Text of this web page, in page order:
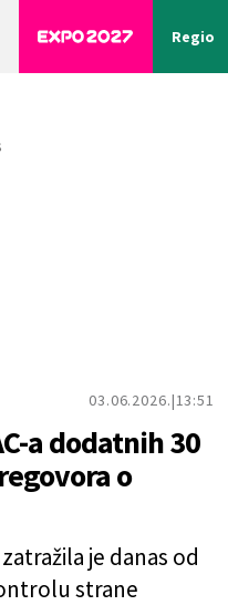
Region
03.06.2026. 13:51
a dodatnih 30
o
je danas od
strane